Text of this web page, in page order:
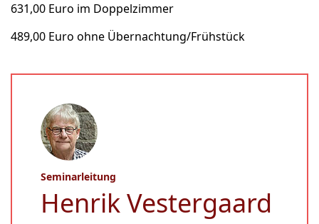
631,00 Euro im Doppelzimmer
489,00 Euro ohne Übernachtung/Frühstück
Seminarleitung
Henrik Vestergaard